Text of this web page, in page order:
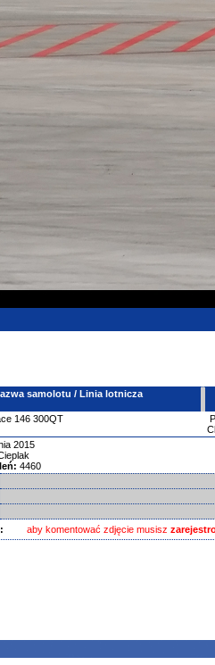
samolotu / Linia lotnicza
146 300QT
2015
4460
aby komentować zdjęcie musisz